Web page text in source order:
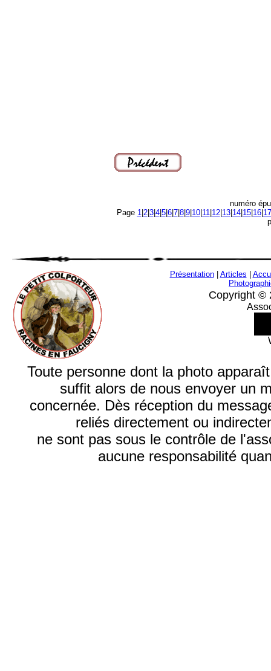
numéro
Page 1| 2| 3| 4| 5| 6| 7| 8| 9| 10| 11| 12| 13| 14| 15| 16| 17
Présentation| Articles
Copyright ©
Toute personne dont la photo
suffit alors de nous envoyer un
concernée. Dès réception du
reliés directement ou
ne sont pas sous le contrôle de
aucune responsabilité